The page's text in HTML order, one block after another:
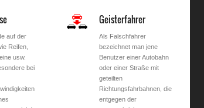
auf der
Reifen,
usw.
bei
Geisterfahrer
Als Falschfahrer
bezeichnet man jene
Benutzer einer Autobahn
oder einer Straße mit
geteilten
Richtungsfahrbahnen, die
entgegen der